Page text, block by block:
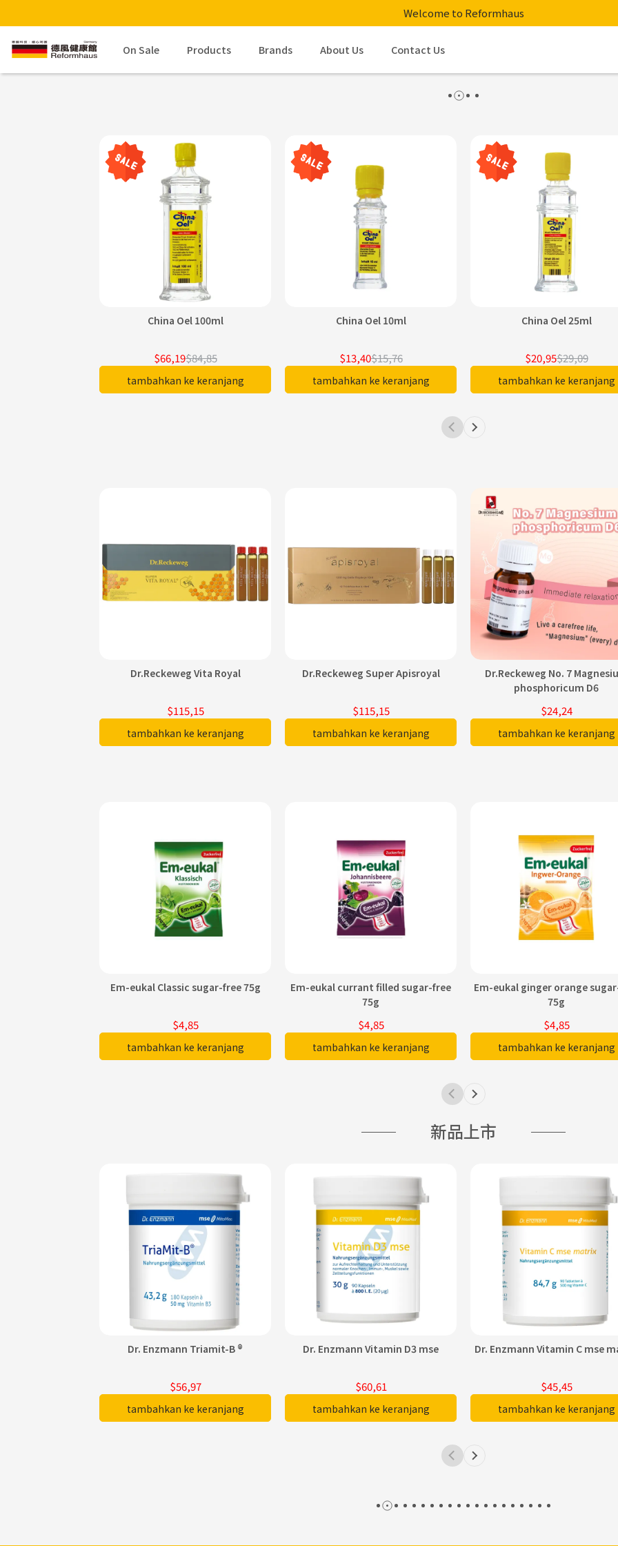
Welcome to Reformhaus
On Sale Products Brands About Us Contact Us
China Oel 100ml
$66,19$84,85
tambahkan ke keranjang
China Oel 10ml
$13,40$15,76
tambahkan ke keranjang
China Oel 25ml
$20,95$29,09
tambahkan ke keranjang
Dr.Reckeweg Vita Royal
$115,15
tambahkan ke keranjang
Dr.Reckeweg Super Apisroyal
$115,15
tambahkan ke keranjang
Dr.Reckeweg No. 7
phosphoricum D6
$24,24
tambahkan ke keranjang
Em-eukal Classic sugar-free 75g
$4,85
tambahkan ke keranjang
Em-eukal currant filled sugar-free
75g
$4,85
tambahkan ke keranjang
Em-eukal ginger orange
75g
$4,85
tambahkan ke keranjang
新品上市
Dr. Enzmann Triamit-B ®
$56,97
tambahkan ke keranjang
Dr. Enzmann Vitamin D3 mse
$60,61
tambahkan ke keranjang
Dr. Enzmann Vitamin C mse
$45,45
tambahkan ke keranjang